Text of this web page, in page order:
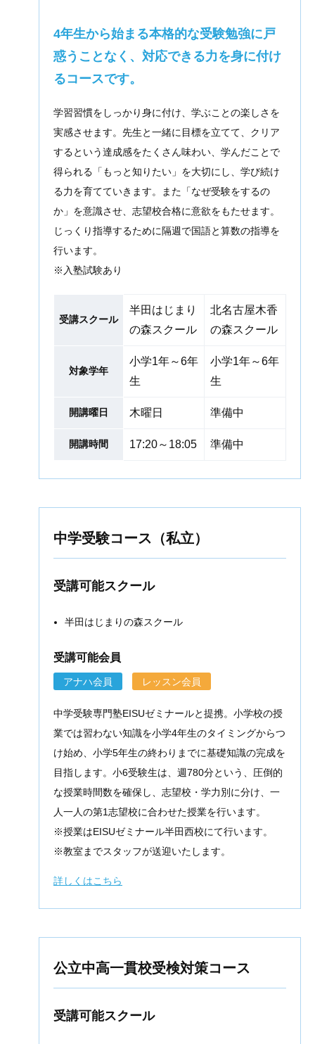
4年生から始まる本格的な受験勉強に戸
惑うことなく、対応できる力を身に付け
るコースです。
学習習慣をしっかり身に付け、学ぶことの楽しさを
実感させます。先生と一緒に目標を立てて、クリア
するという達成感をたくさん味わい、学んだことで
得られる「もっと知りたい」を大切にし、学び続け
る力を育てていきます。また「なぜ受験をするの
か」を意識させ、志望校合格に意欲をもたせます。
じっくり指導するために隔週で国語と算数の指導を
行います。
※入塾試験あり
受講スクール
半田はじまり
の森スクール
北名古屋木香
の森スクール
対象学年
小学1年～6年
生
小学1年～6年
生
開講曜日 木曜日 準備中
開講時間 17:20～18:05 準備中
中学受験コース（私立）
受講可能スクール
半田はじまりの森スクール
受講可能会員
アナハ会員 レッスン会員
中学受験専門塾EISUゼミナールと提携。小学校の授
業では習わない知識を小学4年生のタイミングからつ
け始め、小学5年生の終わりまでに基礎知識の完成を
目指します。小6受験生は、週780分という、圧倒的
な授業時間数を確保し、志望校・学力別に分け、一
人一人の第1志望校に合わせた授業を行います。
※授業はEISUゼミナール半田西校にて行います。
※教室までスタッフが送迎いたします。
詳しくはこちら
公立中高一貫校受検対策コース
受講可能スクール